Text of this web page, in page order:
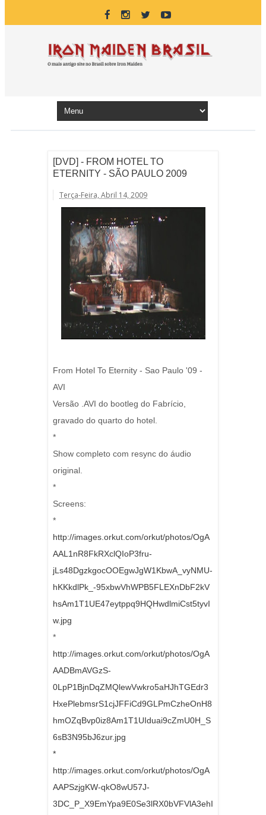
[DVD] - FROM HOTEL TO
ETERNITY - SÃO PAULO 2009
Terça-Feira, Abril 14, 2009
From Hotel To Eternity - Sao Paulo '09 -
AVI
Versão .AVI do bootleg do Fabrício,
gravado do quarto do hotel.
*
Show completo com resync do áudio
original.
*
Screens:
*
http://images.orkut.com/orkut/photos/OgA
AAL1nR8FkRXclQIoP3fru-
jLs48DgzkgocOOEgwJgW1KbwA_vyNMU-
hKKkdlPk_-95xbwVhWPB5FLEXnDbF2kV
hsAm1T1UE47eytppq9HQHwdlmiCst5tyvI
w.jpg
*
http://images.orkut.com/orkut/photos/OgA
AADBmAVGzS-
0LpP1BjnDqZMQlewVwkro5aHJhTGEdr3
HxePlebmsrS1cjJFFiCd9GLPmCzheOnH8
hmOZqBvp0iz8Am1T1UIduai9cZmU0H_S
6sB3N95bJ6zur.jpg
*
http://images.orkut.com/orkut/photos/OgA
AAPSzjgKW-qkO8wU57J-
3DC_P_X9EmYpa9E0Se3lRX0bVFVlA3ehI